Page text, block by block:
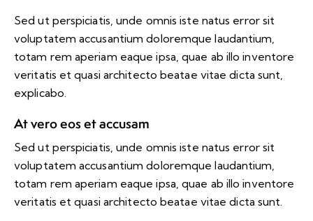
Sed ut perspiciatis, unde omnis iste natus error sit
voluptatem accusantium doloremque laudantium,
totam rem aperiam eaque ipsa, quae ab illo inventore
veritatis et quasi architecto beatae vitae dicta sunt,
explicabo.
At vero eos et accusam
Sed ut perspiciatis, unde omnis iste natus error sit
voluptatem accusantium doloremque laudantium,
totam rem aperiam eaque ipsa, quae ab illo inventore
veritatis et quasi architecto beatae vitae dicta sunt.